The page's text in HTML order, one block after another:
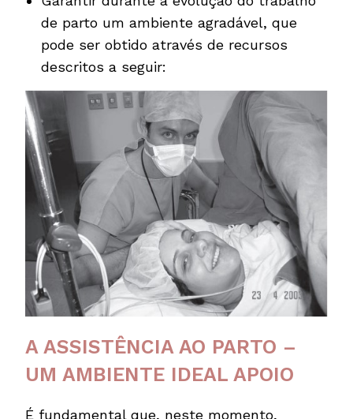
de parto um ambiente agradável, que
pode ser obtido através de recursos
descritos a seguir:
A ASSISTÊNCIA AO PARTO –
UM AMBIENTE IDEAL APOIO
É fundamental que, neste momento,